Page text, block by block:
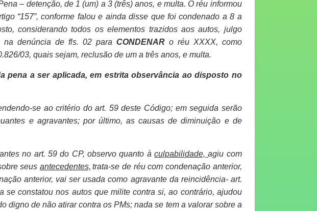
– detenção, de 1 (um) a 3 (três) anos, e multa. O réu informou
“157”, conforme falou e ainda disse que foi condenado a 8 a
considerando todos os elementos trazidos aos autos, julgo
na denúncia de fls. 02 para CONDENAR o réu XXXX, como
03, quais sejam, reclusão de um a três anos, e multa.
pena a ser aplicada, em estrita observância ao disposto no
se ao critério do art. 59 deste Código; em seguida serão
e agravantes; por último, as causas de diminuição e de
no art. 59 do CP, observo quanto àculpabilidade,agiu com
seus antecedentes, trata-se de réu com condenação anterior,
anterior, vai ser usada como agravante da reincidência- art.
se constatou nos autos que milite contra si, ao contrário, ajudou
digno de não atirar contra os PMs; nada se tem a valorar sobre a